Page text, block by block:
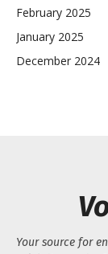
February 2025
January 2025
December 2024
Your source for